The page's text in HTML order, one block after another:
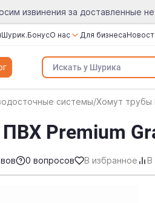
извинения за доставленные
Шурик.БонусО нас
О компании
Сертификаты
Отзывы
Для бизнеса
системы/Хомут трубы
Premium
0 вопросов В избранное В